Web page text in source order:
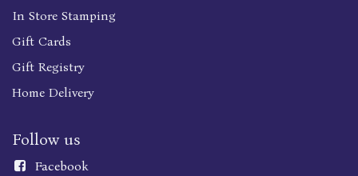
In Store Stamping
Gift Cards
Gift Registry
Home Delivery
Follow us
Facebook